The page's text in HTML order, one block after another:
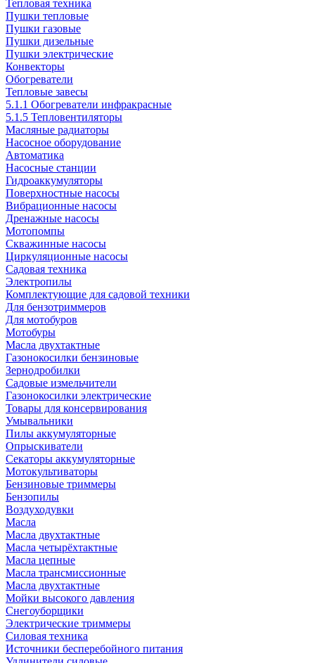
Тепловая техника
Пушки тепловые
Пушки газовые
Пушки дизельные
Пушки электрические
Конвекторы
Обогреватели
Тепловые завесы
5.1.1 Обогреватели инфракрасные
5.1.5 Тепловентиляторы
Масляные радиаторы
Насосное оборудование
Автоматика
Насосные станции
Гидроаккумуляторы
Поверхностные насосы
Вибрационные насосы
Дренажные насосы
Мотопомпы
Скважинные насосы
Циркуляционные насосы
Садовая техника
Электропилы
Комплектующие для садовой техники
Для бензотриммеров
Для мотобуров
Мотобуры
Масла двухтактные
Газонокосилки бензиновые
Зернодробилки
Садовые измельчители
Газонокосилки электрические
Товары для консервирования
Умывальники
Пилы аккумуляторные
Опрыскиватели
Секаторы аккумуляторные
Мотокультиваторы
Бензиновые триммеры
Бензопилы
Воздуходувки
Масла
Масла двухтактные
Масла четырёхтактные
Масла цепные
Масла трансмиссионные
Масла двухтактные
Мойки высокого давления
Снегоуборщики
Электрические триммеры
Силовая техника
Источники бесперебойного питания